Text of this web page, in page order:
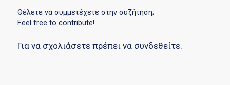
Θέλετε να συμμετέχετε στην συζήτηση;
Feel free to contribute!
Για να σχολιάσετε πρέπει να συνδεθείτε.